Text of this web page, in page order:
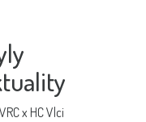
x HC Vlci